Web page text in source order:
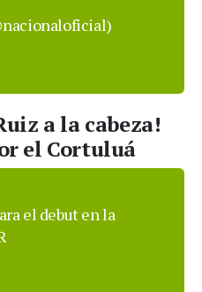
a la cabeza!
el Cortuluá
el debut en la